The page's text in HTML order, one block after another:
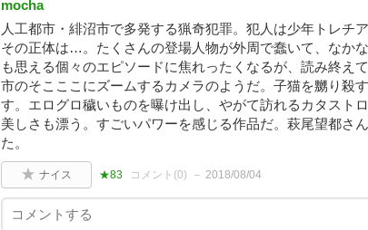
mocha
人工都市・緋沼市で多発する猟奇犯罪。犯人は少年トレチ
その正体は…。たくさんの登場人物が外周で蠢いて、なか
も思える個々のエピソードに焦れったくなるが、読み終え
市のそこここにズームするカメラのようだ。子猫を嬲り殺
す。エログロ穢いものを曝け出し、やがて訪れるカタスト
美しさも漂う。すごいパワーを感じる作品だ。萩尾望都さ
た。
ナイス ★83 コメント(0) 2018/08/04